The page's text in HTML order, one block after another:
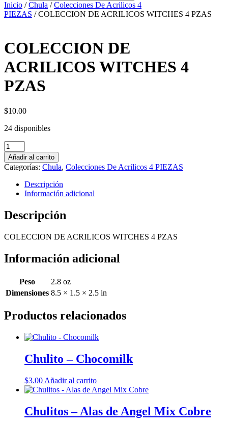
Inicio /Chula /Colecciones De Acrilicos 4
PIEZAS / COLECCION DE ACRILICOS WITCHES 4 PZAS
COLECCION DE
ACRILICOS WITCHES 4
PZAS
$10.00
24 disponibles
COLECCION
DE
ACRILICOS
WITCHES
PZAS
cantidad
Añadir al carrito
Categorías: Chula, Colecciones De Acrilicos 4 PIEZAS
Descripción
Información adicional
Descripción
COLECCION DE ACRILICOS WITCHES 4 PZAS
Información adicional
Peso
2.8 oz
Dimensiones 8.5 × 1.5 × 2.5 in
Productos relacionados
Chulito – Chocomilk
$3.00 Añadir al carrito
Chulitos – Alas de Angel Mix Cobre